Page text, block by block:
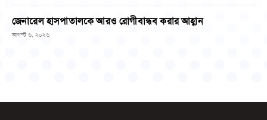
জেনারেল হাসপাতালকে আরও রোগীবান্ধব করার আহ্বান
আগস্ট ৬, ২০২৬